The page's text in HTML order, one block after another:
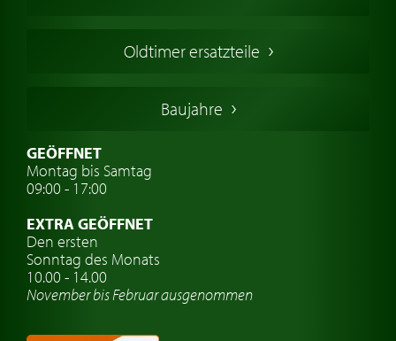
Deutsche Oldtimer
Schwedische Oldtimer
Oldtimer mit h-kennzeichen
Auto Oldtimer Markt
Oldtimer-Versicherung
Oldtimer-Clubs
Oldtimer-Reisen
Oldtimer ersatzteile
Baujahre
GEÖFFNET
Montag bis Samtag
09:00 - 17:00
EXTRA GEÖFFNET
Den ersten
Sonntag des Monats
10.00 - 14.00
November bis Februar ausgenommen